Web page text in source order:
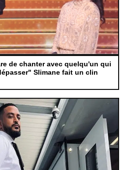
de chanter avec quelqu'un qui
fait un clin